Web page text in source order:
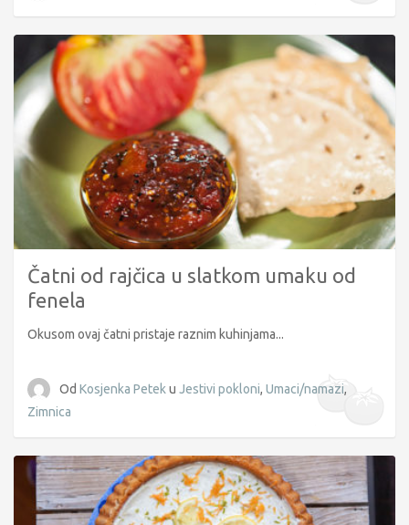
Čatni od rajčica u slatkom umaku od
fenela
Okusom ovaj čatni pristaje raznim kuhinjama...
Od Kosjenka Peteku Jestivi pokloni, Umaci/namazi,
Zimnica